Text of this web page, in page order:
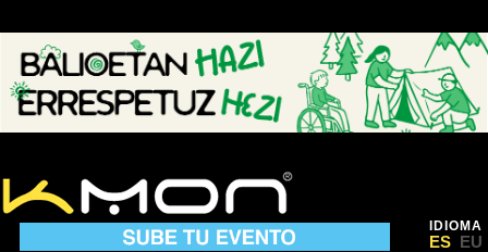
IDIOMA
ES EU